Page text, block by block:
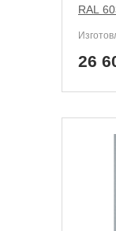
RAL
26